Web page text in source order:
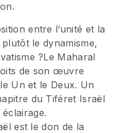
entre l’unité et la
le dynamisme,
?Le Maharal
de son œuvre
Un et le Deux. Un
du Tiféret Israël
est le don de la